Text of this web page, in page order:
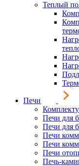
Теплый
Печи
Печи для
Печи для
Печи
Печи
Печи
Печь-